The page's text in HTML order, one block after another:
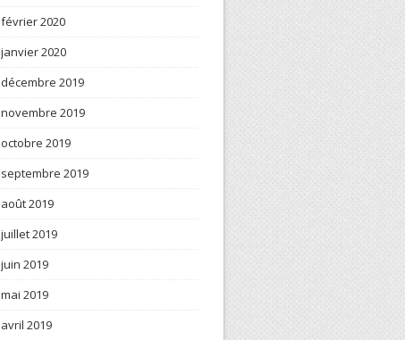
février 2020
janvier 2020
décembre 2019
novembre 2019
octobre 2019
septembre 2019
août 2019
juillet 2019
juin 2019
mai 2019
avril 2019